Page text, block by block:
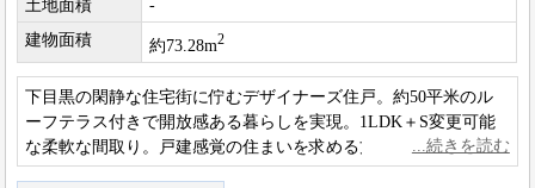
土地面積
-
建物面積
約73.28m2
下目黒の閑静な住宅街に佇むデザイナーズ住戸。約50平米のル
ーフテラス付きで開放感ある暮らしを実現。1LDK＋S変更可能
な柔軟な間取り。戸建感覚の住まいを求める方におすすめで
す。